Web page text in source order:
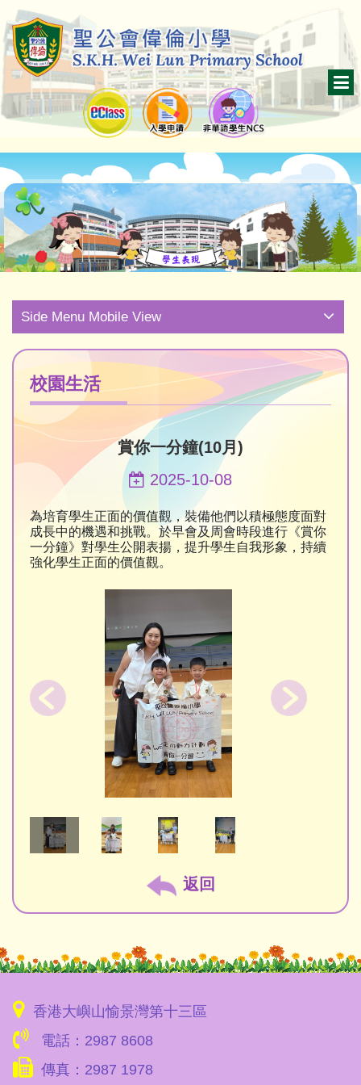
Side Menu Mobile View
校園生活
賞你一分鐘(10月)
2025-10-08
為培育學生正面的價值觀，裝備他們以積極態度面對
成長中的機遇和挑戰。於早會及周會時段進行《賞你
一分鐘》對學生公開表揚，提升學生自我形象，持續
強化學生正面的價值觀。
返回
香港大嶼山愉景灣第十三區
電話：2987 8608
傳真：2987 1978